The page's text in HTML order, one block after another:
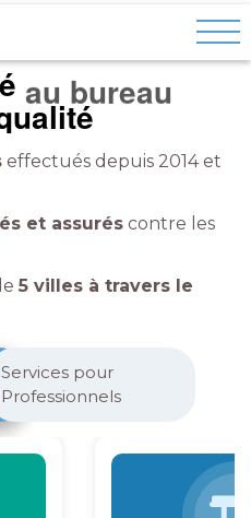
à domicile
effectués depuis 2014 et
et assurés contre les
5 villes à travers le
Services pour
Professionnels